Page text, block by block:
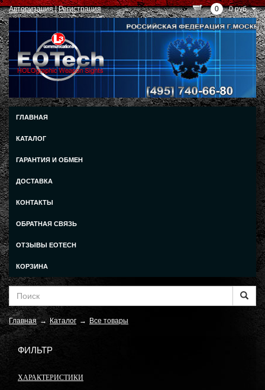
Авторизация|Регистрация 0 0 руб.
ГЛАВНАЯ
КАТАЛОГ
ГАРАНТИЯ И ОБМЕН
ДОСТАВКА
КОНТАКТЫ
ОБРАТНАЯ СВЯЗЬ
ОТЗЫВЫ EOTECH
КОРЗИНА
Главная → Каталог → Все товары
ФИЛЬТР
ХАРАКТЕРИСТИКИ